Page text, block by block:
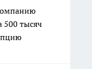
500 тысяч